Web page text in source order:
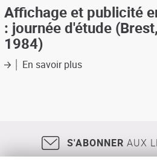
enseignes
miroir
sur
française
publicité
en
milieu
guide
Affichage et publicité
: journée d'étude
1984)
En savoir plussur
urbain
:
journée
S'ABONNER AUX